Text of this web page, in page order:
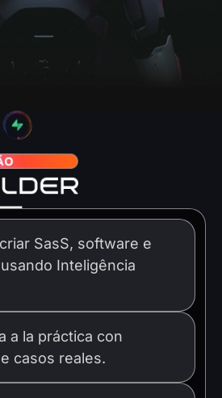
SasS, software e
Inteligência
a la práctica con
casos reales.